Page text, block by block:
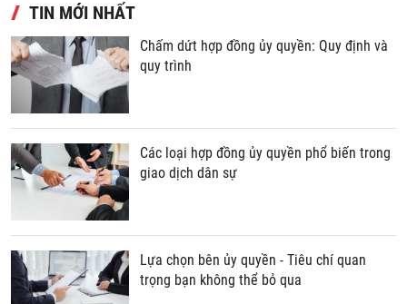
TIN MỚI NHẤT
Chấm dứt hợp đồng ủy quyền: Quy định và
quy trình
Các loại hợp đồng ủy quyền phổ biến trong
giao dịch dân sự
Lựa chọn bên ủy quyền - Tiêu chí quan
trọng bạn không thể bỏ qua